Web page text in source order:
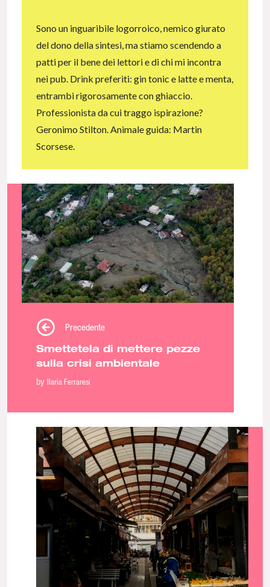
Sono un inguaribile logorroico, nemico giurato
del dono della sintesi, ma stiamo scendendo a
patti per il bene dei lettori e di chi mi incontra
nei pub. Drink preferiti: gin tonic e latte e menta,
entrambi rigorosamente con ghiaccio.
Professionista da cui traggo ispirazione?
Geronimo Stilton. Animale guida: Martin
Scorsese.
Precedente
Smettetela di mettere pezze
sulla crisi ambientale
by Ilaria Ferraresi